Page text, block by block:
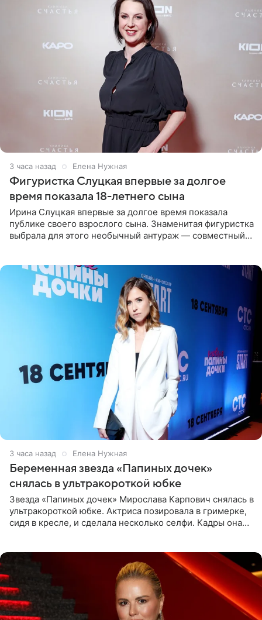
3 часа назад Елена Нужная
Фигуристка Слуцкая впервые за долгое
время показала 18-летнего сына
Ирина Слуцкая впервые за долгое время показала
публике своего взрослого сына. Знаменитая фигуристка
выбрала для этого необычный антураж — совместный
3 часа назад Елена Нужная
Беременная звезда «Папиных дочек»
снялась в ультракороткой юбке
Звезда «Папиных дочек» Мирослава Карпович снялась в
ультракороткой юбке. Актриса позировала в гримерке,
сидя в кресле, и сделала несколько селфи. Кадры она